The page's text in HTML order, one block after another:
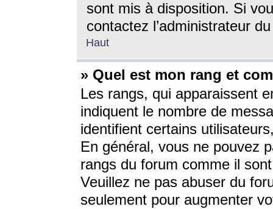
sont mis à disposition. Si
contactez l’administrateur
Haut
» Quel est mon rang et
Les rangs, qui apparaissent
indiquent le nombre de
identifient certains
En général, vous ne pouvez
rangs du forum comme il
Veuillez ne pas abuser du
seulement pour augmenter